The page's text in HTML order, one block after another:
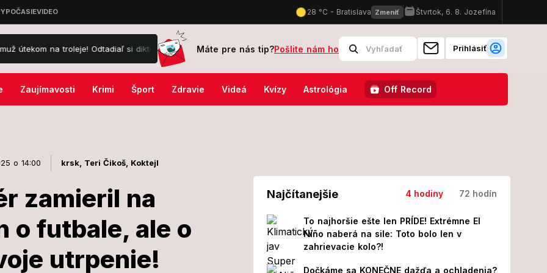
Odtadiaľ si diktuje podmienky Nasadzuje Rusko do vojny proti Ukrajine kolumbijských žoldnierov?! Veľvyslanectvo odhalilo
Máte pre nás tip?Pošlite nám ho Prihlásiť
Zaujímavosti Krimi Šport Zdravie Videá Kvízy Astrológia Off Record
o 14:00 krsk, Teri Čikoš, Koktejl
zamieril na
o futbale, ale o
utrpenie!
Najčítanejšie 4 hodiny 72 hodín
To najhoršie ešte len PRÍDE! Extrémne El
Niño naberá na sile: Toto bolo len v
zahrievacie kolo?!
Dočkáme sa KONEČNE dažďa a ochladenia?